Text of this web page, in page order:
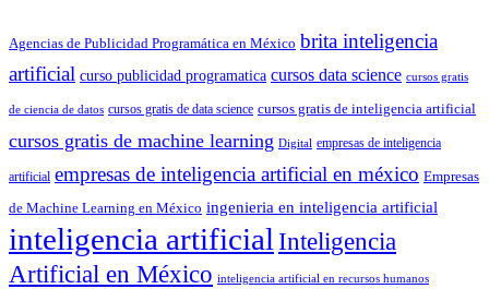
Agencias de Publicidad Programática en México brita inteligencia
artificial curso publicidad programatica cursos data science cursos gratis
de ciencia de datos cursos gratis de data science cursos gratis de inteligencia artificial
cursos gratis de machine learning Digital empresas de inteligencia
artificial empresas de inteligencia artificial en méxico Empresas
de Machine Learning en México ingenieria en inteligencia artificial
inteligencia artificial Inteligencia
Artificial en México inteligencia artificial en recursos humanos